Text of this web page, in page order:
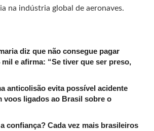
na indústria global de aeronaves.
diz que não consegue pagar
mil e afirma: “Se tiver que ser preso,
anticolisão evita possível acidente
voos ligados ao Brasil sobre o
confiança? Cada vez mais brasileiros